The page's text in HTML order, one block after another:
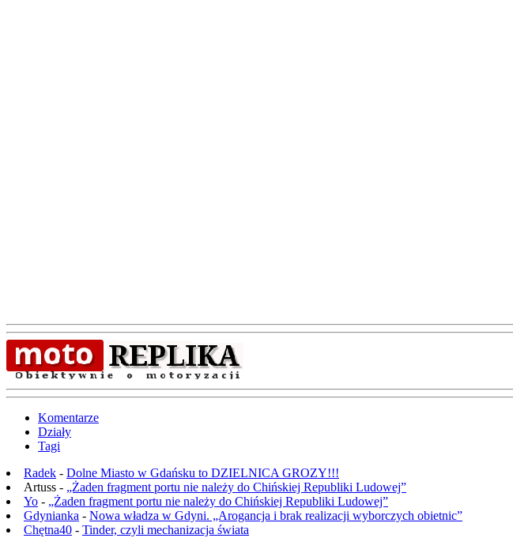
Komentarze
Działy
Tagi
Radek - Dolne Miasto w Gdańsku to DZIELNICA GROZY!!!
Artuss - „Żaden fragment portu nie należy do Chińskiej Republiki Ludowej”
Yo - „Żaden fragment portu nie należy do Chińskiej Republiki Ludowej”
Gdynianka - Nowa władza w Gdyni. „Arogancja i brak realizacji wyborczych obietnic”
Chętna40 - Tinder, czyli mechanizacja świata